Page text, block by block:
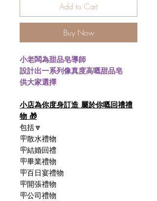
Add to Cart
Buy Now
小老闆為甜品皂導師
設計出一系列像真度高嘅甜品皂
供大家選擇
小店為你度身訂造 屬於你嘅回禮禮
物 🎁
包括🔽
🪧散水禮物
🪧結婚回禮
🪧畢業禮物
🪧百日宴禮物
🪧開張禮物
🪧公司禮物